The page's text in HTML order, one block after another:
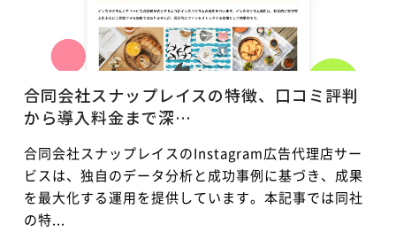
合同会社スナップレイスの特徴、口コミ評判
から導入料金まで深…
合同会社スナップレイスのInstagram広告代理店サー
ビスは、独自のデータ分析と成功事例に基づき、成果
を最大化する運用を提供しています。本記事では同社
の特...